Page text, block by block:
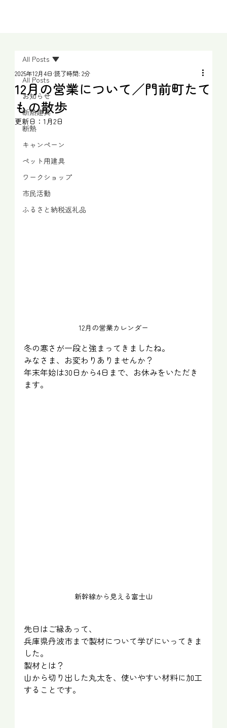
All Posts
お知らせ
断熱建具
断熱
キャンペーン
ペット用建具
ワークショップ
市民活動
ふるさと納税返礼品
All Posts
12月の営業について／門前町たて
もの散歩
2025年12月4日 読了時間: 2分
更新日： 1月2日
12月の営業カレンダー
冬の寒さが一段と強まってきましたね。
みなさま、お変わりありませんか？
年末年始は30日から4日まで、お休みをいただき
ます。
新幹線から見える富士山
先日はご縁あって、
兵庫県丹波市まで製材について学びにいってきま
した。
製材とは？
山から切り出した丸太を、使いやすい材料に加工
することです。